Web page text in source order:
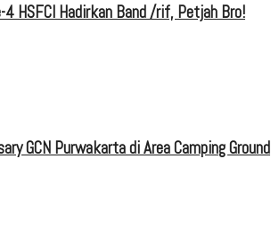
HSFCI Hadirkan Band /rif, Petjah Bro!
GCN Purwakarta di Area Camping Ground